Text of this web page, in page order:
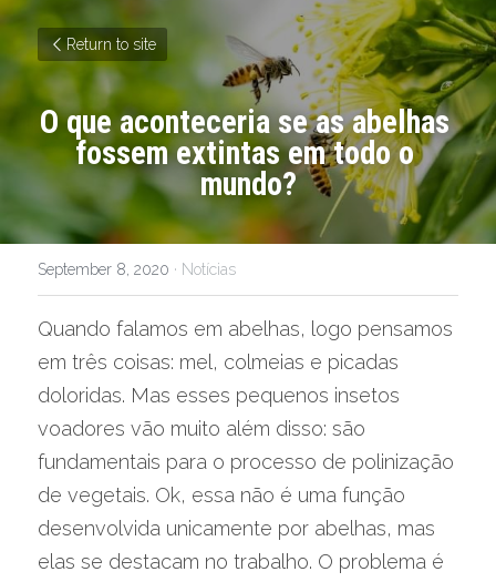
Return to site
O que aconteceria se as abelhas
fossem extintas em todo o
mundo?
September 8, 2020 · Notícias
Quando falamos em abelhas, logo pensamos
em três coisas: mel, colmeias e picadas
doloridas. Mas esses pequenos insetos
voadores vão muito além disso: são
fundamentais para o processo de polinização
de vegetais. Ok, essa não é uma função
desenvolvida unicamente por abelhas, mas
elas se destacam no trabalho. O problema é